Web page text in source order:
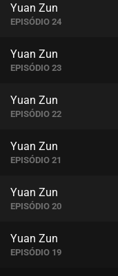
Yuan Zun
EPISÓDIO 24
Yuan Zun
EPISÓDIO 23
Yuan Zun
EPISÓDIO 22
Yuan Zun
EPISÓDIO 21
Yuan Zun
EPISÓDIO 20
Yuan Zun
EPISÓDIO 19